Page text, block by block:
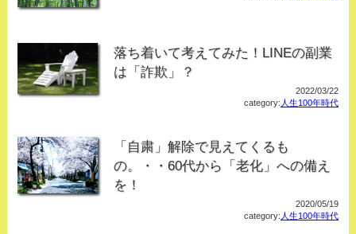
落ち着いて考えてみた！LINEの副業
は「詐欺」？
2022/03/22
category: 人生100年時代
「自粛」解除で見えてくるも
の。・・60代から「老化」への備え
を！
2020/05/19
category: 人生100年時代